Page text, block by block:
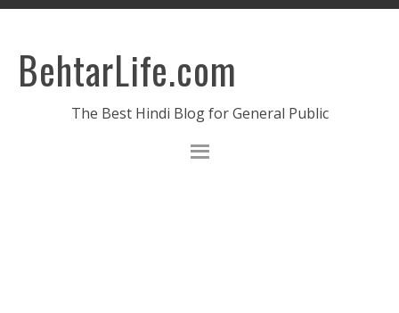
BehtarLife.com
The Best Hindi Blog for General Public